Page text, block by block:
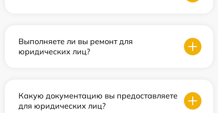
Выполняете ли вы ремонт для
юридических лиц?
Какую документацию вы предоставляете
для юридических лиц?